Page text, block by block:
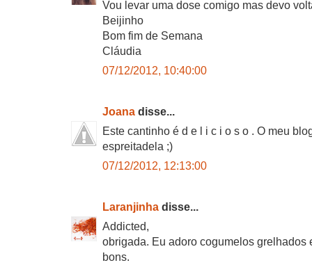
Vou levar uma dose comigo mas devo
Beijinho
Bom fim de Semana
Cláudia
07/12/2012, 10:40:00
Joana disse...
Este cantinho é d e l i c i o s o . O meu
espreitadela ;)
07/12/2012, 12:13:00
Laranjinha disse...
Addicted,
obrigada. Eu adoro cogumelos grelhados
bons.